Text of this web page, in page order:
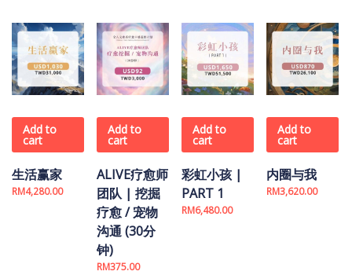
Add to
cart
生活赢家
RM4,280.00
Add to
cart
ALIVE疗愈师
团队 | 挖掘
疗愈 / 宠物
沟通 (30分
钟)
RM375.00
Add to
cart
彩虹小孩 |
PART 1
RM6,480.00
Add to
cart
内圈与我
RM3,620.00